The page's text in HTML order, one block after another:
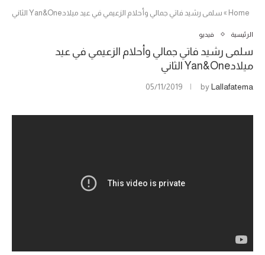
Home
» سلمى رشيد فاتي جمالي وأحلام الزعيمي في عيد ميلادYan&One الثاني
الرئيسية فيديو
سلمى رشيد فاتي جمالي وأحلام الزعيمي في عيد
ميلادYan&One الثاني
byLallafatema
05/11/2019